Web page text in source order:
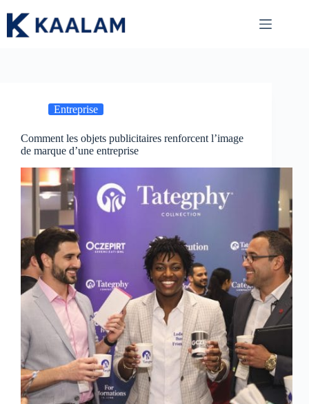
au
contenu
Entreprise
Comment les objets publicitaires renforcent l’image
de marque d’une entreprise